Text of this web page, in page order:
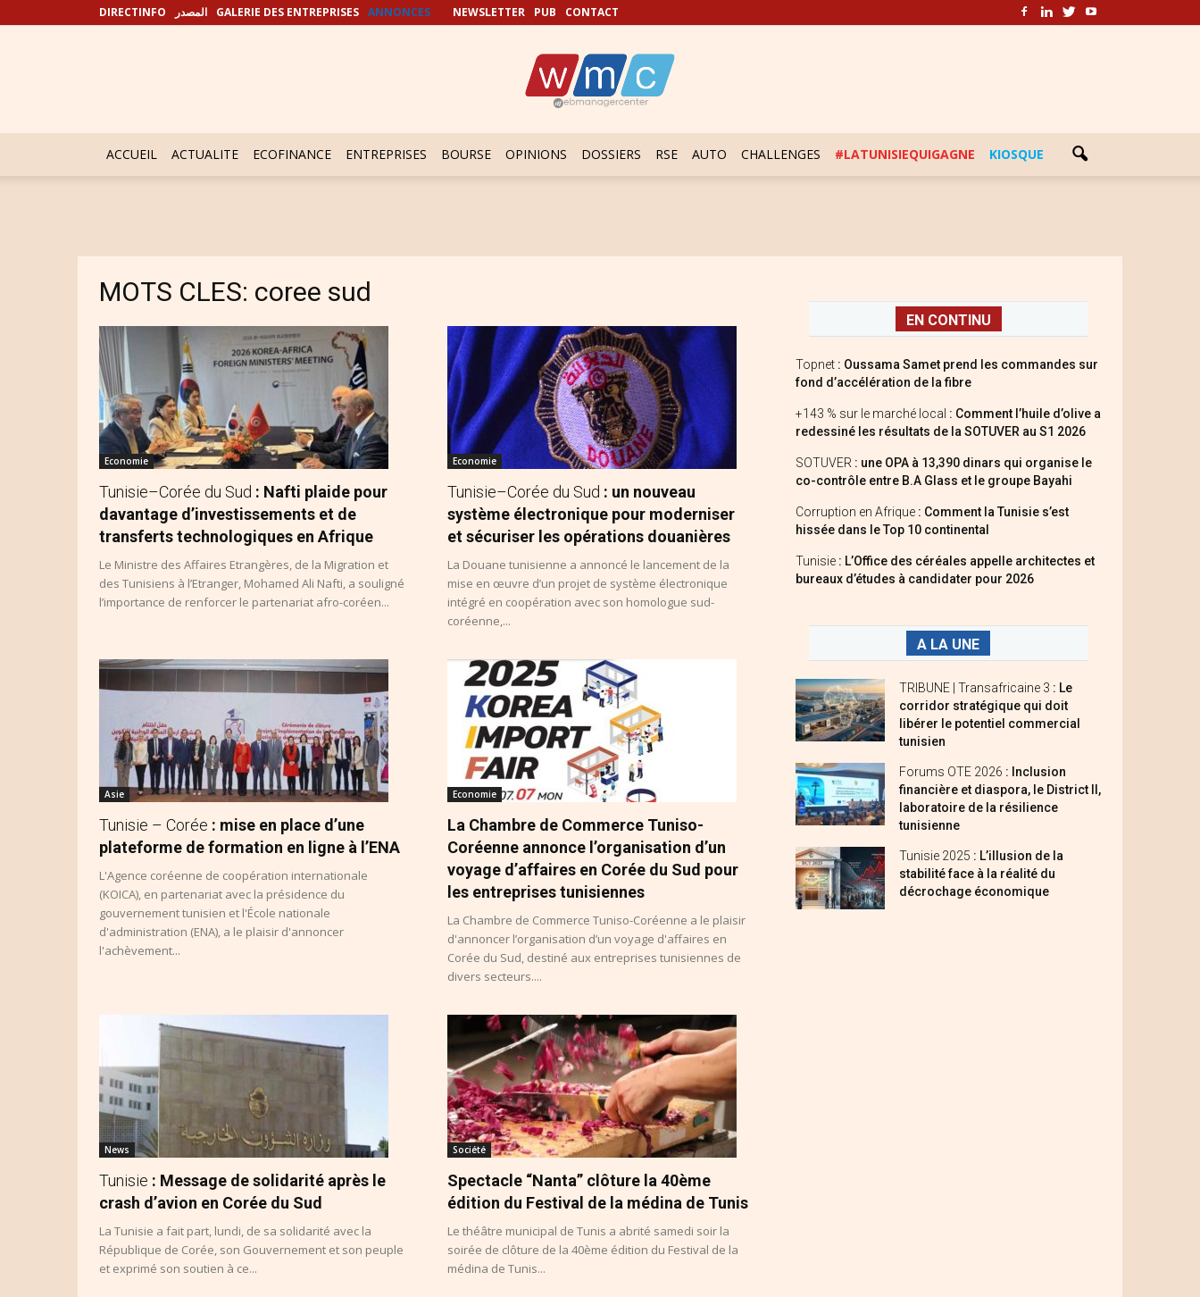
DIRECTINFO المصدر GALERIE DES ENTREPRISES ANNONCES NEWSLETTER PUB CONTACT
ACCUEIL ACTUALITE ECOFINANCE ENTREPRISES BOURSE OPINIONS DOSSIERS RSE AUTO CHALLENGES #LATUNISIEQUIGAGNE KIOSQUE
MOTS CLES: coree sud
Economie
Tunisie–Corée du Sud : Nafti plaide pour
davantage d’investissements et de
transferts technologiques en Afrique
Le Ministre des Affaires Etrangères, de la Migration et
des Tunisiens à l’Etranger, Mohamed Ali Nafti, a souligné
l’importance de renforcer le partenariat afro-coréen...
Economie
Tunisie–Corée du Sud : un nouveau
système électronique pour moderniser
et sécuriser les opérations douanières
La Douane tunisienne a annoncé le lancement de la
mise en œuvre d’un projet de système électronique
intégré en coopération avec son homologue sud-
coréenne,...
Asie
Tunisie – Corée : mise en place d’une
plateforme de formation en ligne à l’ENA
L'Agence coréenne de coopération internationale
(KOICA), en partenariat avec la présidence du
gouvernement tunisien et l'École nationale
d'administration (ENA), a le plaisir d'annoncer
l'achèvement...
Economie
La Chambre de Commerce Tuniso-
Coréenne annonce l’organisation d’un
voyage d’affaires en Corée du Sud pour
les entreprises tunisiennes
La Chambre de Commerce Tuniso-Coréenne a le plaisir
d'annoncer l’organisation d’un voyage d'affaires en
Corée du Sud, destiné aux entreprises tunisiennes de
divers secteurs....
News
Tunisie : Message de solidarité après le
crash d’avion en Corée du Sud
La Tunisie a fait part, lundi, de sa solidarité avec la
République de Corée, son Gouvernement et son peuple
et exprimé son soutien à ce...
Société
Spectacle “Nanta” clôture la 40ème
édition du Festival de la médina de Tunis
Le théâtre municipal de Tunis a abrité samedi soir la
soirée de clôture de la 40ème édition du Festival de la
médina de Tunis...
EN CONTINU
Topnet : Oussama Samet prend les commandes sur
fond d’accélération de la fibre
+143 % sur le marché local : Comment l’huile d’olive a
redessiné les résultats de la SOTUVER au S1 2026
SOTUVER : une OPA à 13,390 dinars qui organise le
co-contrôle entre B.A Glass et le groupe Bayahi
Corruption en Afrique : Comment la Tunisie s’est
hissée dans le Top 10 continental
Tunisie : L’Office des céréales appelle architectes et
bureaux d’études à candidater pour 2026
A LA UNE
TRIBUNE | Transafricaine 3 : Le
corridor stratégique qui doit
libérer le potentiel commercial
tunisien
Forums OTE 2026 : Inclusion
financière et diaspora, le District II,
laboratoire de la résilience
tunisienne
Tunisie 2025 : L’illusion de la
stabilité face à la réalité du
décrochage économique